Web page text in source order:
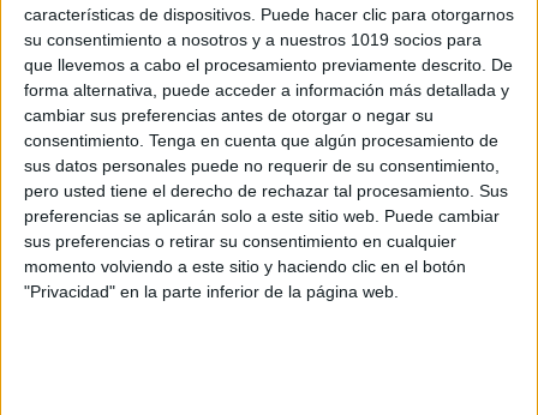
características de dispositivos. Puede hacer clic para otorgarnos
su consentimiento a nosotros y a nuestros 1019 socios para
que llevemos a cabo el procesamiento previamente descrito. De
forma alternativa, puede acceder a información más detallada y
cambiar sus preferencias antes de otorgar o negar su
consentimiento. Tenga en cuenta que algún procesamiento de
sus datos personales puede no requerir de su consentimiento,
pero usted tiene el derecho de rechazar tal procesamiento. Sus
preferencias se aplicarán solo a este sitio web. Puede cambiar
sus preferencias o retirar su consentimiento en cualquier
momento volviendo a este sitio y haciendo clic en el botón
"Privacidad" en la parte inferior de la página web.
material puede ser utilizado por peques que están
aprendiendo a leer, ya que pueden unir las dos
sílabas guiándose por el dibujo y después leerlas.
.
?Con este material se puede trabajar, la atención, la
lectura, la concentración, el orden, el vocabulario, la
conciencia silábica, la simetría, etc.